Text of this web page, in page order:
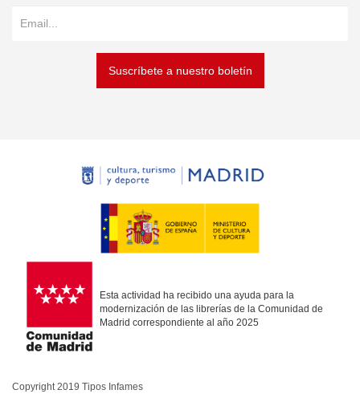
Suscríbete a nuestro boletín
Esta actividad ha recibido una ayuda para la
modernización de las librerías de la Comunidad de
Madrid correspondiente al año 2025
Copyright 2019 Tipos Infames